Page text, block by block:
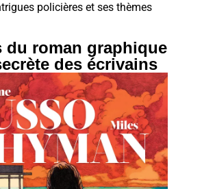
policières et ses thèmes
du roman graphique
des écrivains